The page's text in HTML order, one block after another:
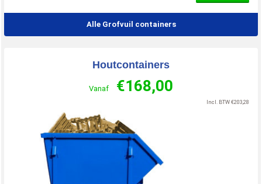
Alle Grofvuil containers
Houtcontainers
Vanaf €168,00
Incl. BTW €203,28